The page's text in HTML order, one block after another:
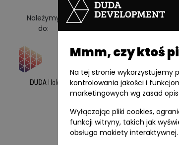
Mmm, czy ktoś
Na tej stronie wykorzystujemy
kontrolowania jakości i
marketingowych wg zasad
Wyłączając pliki cookies,
funkcji witryny, takich jak
obsługa makiety interaktywnej.
Należymy
do:
Jesteśmy
członkiem: